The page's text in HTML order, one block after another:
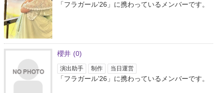
「フラガール’26」に携わっているメンバーです。
櫻井 (0)
演出助手 制作 当日運営
「フラガール’26」に携わっているメンバーです。